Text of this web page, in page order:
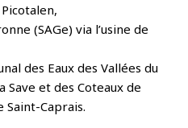
(SAGe) via l’usine de
des Eaux des Vallées du
Save et des Coteaux de
Saint-Caprais.